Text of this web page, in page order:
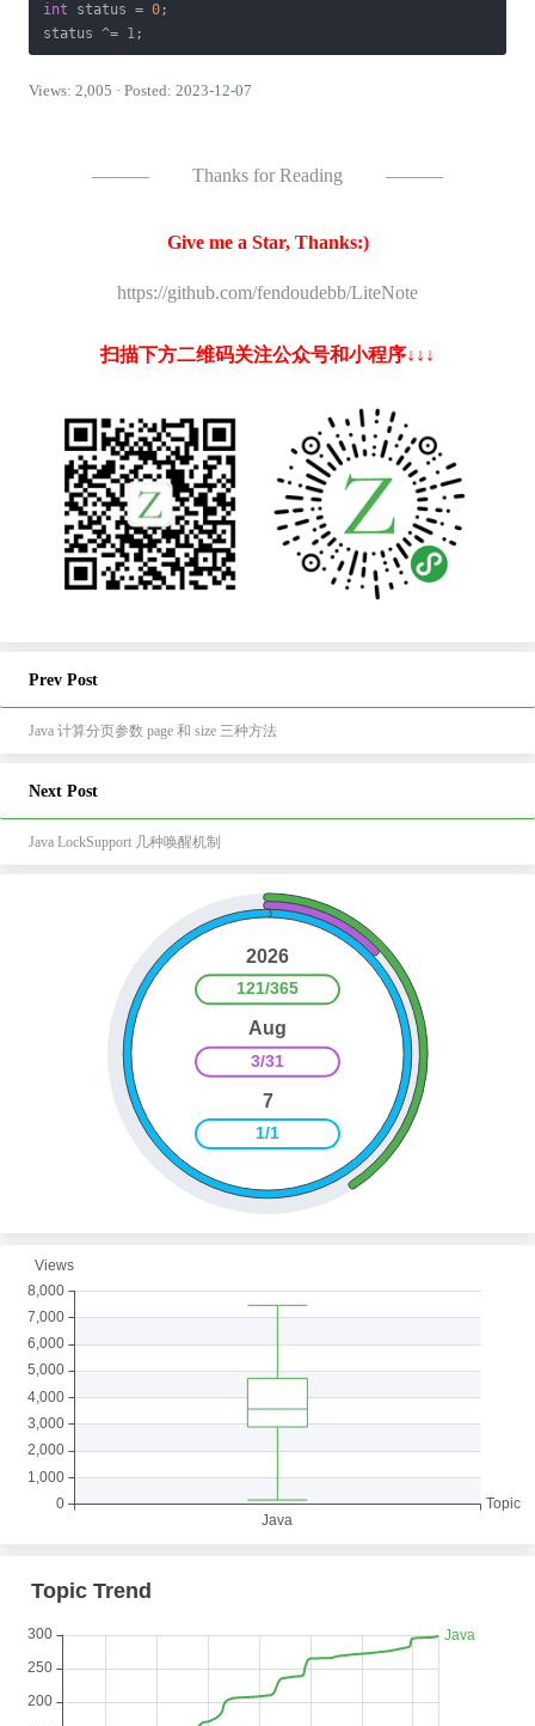
int status = 0;
status ^= 1;
Views: 2,005 · Posted: 2023-12-07
——— Thanks for Reading ———
Give me a Star, Thanks:)
https://github.com/fendoudebb/LiteNote
扫描下方二维码关注公众号和小程序↓↓↓
Prev Post
Java 计算分页参数 page 和 size 三种方法
Next Post
Java LockSupport 几种唤醒机制